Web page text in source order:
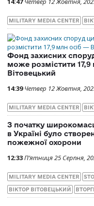
MILITARY MEDIA CENTER
Фонд захисних
може розмістити 17,9
Вітовецький
14:39 Четвер 12 Жовтня,
MILITARY MEDIA CENTER
З початку
в Україні було
пожежної охорони
12:33П’ятниця 25 Серпня,
MILITARY MEDIA CENTER
ВІКТОР ВІТОВЕЦЬКИЙ